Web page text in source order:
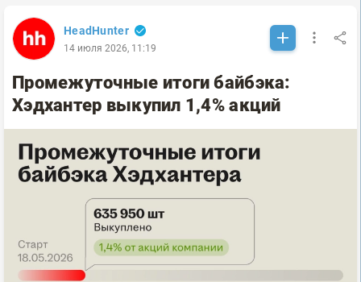
HeadHunter
14 июля 2026, 11:19
Промежуточные итоги байбэка:
Хэдхантер выкупил 1,4% акций